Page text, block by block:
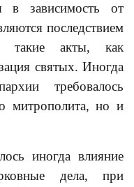
в зависимость от
последствием
такие акты, как
святых. Иногда
требовалось
митрополита, но и
иногда влияние
дела, при